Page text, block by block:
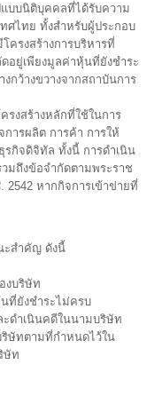
แบบนิติบุคคลที่ได้รับความ
ศไทย ทั้งสำหรับผู้ประกอบ
ครงสร้างการบริหารที่
อยู่เพียงมูลค่าหุ้นที่ยังชำระ
กว้างขวางจากสถาบันการ
รงสร้างหลักที่ใช้ในการ
การผลิต การค้า การให้
รกิจดิจิทัล ทั้งนี้ การดำเนิน
มถึงข้อจำกัดตามพระราช
หากกิจการเข้าข่ายที่
ะสำคัญ ดังนี้
งบริษัท
ที่ยังชำระไม่ครบ
ดำเนินคดีในนามบริษัท
ษัทตามที่กำหนดไว้ใน
ษัท